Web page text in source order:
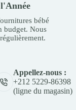
bébé
budget. Nous
Appellez-nous :
+212 5229-86398
(ligne du magasin)